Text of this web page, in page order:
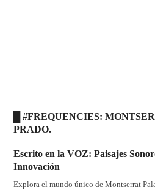
█ #FREQUENCIES:
PRADO.
Escrito en la VOZ: Paisajes
Innovación
Explora el mundo único de Montserrat